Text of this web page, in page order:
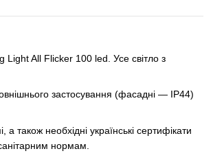
Light All Flicker 100 led. Усе світло з
застосування (фасадні — IP44)
також необхідні українські сертифікати
нормам.